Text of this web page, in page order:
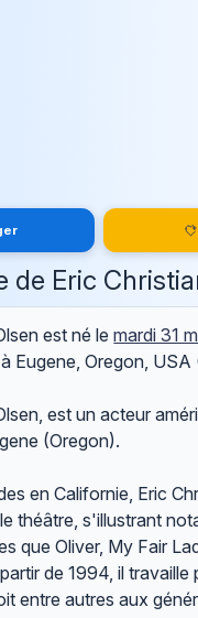
de Eric
est né lemardi 31
Eugene, Oregon,
est un acteur
(Oregon).
en Californie, Eric
théâtre, s'illustrant
que Oliver, My Fair
de 1994, il travaille
entre autres aux